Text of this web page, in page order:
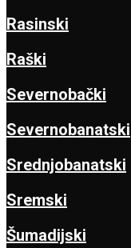
Rasinski
Raški
Severnobački
Severnobanatski
Srednjobanatski
Sremski
Šumadijski